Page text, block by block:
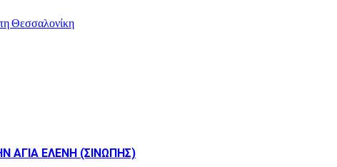
Θεσσαλονίκη
ΑΓΙΑ ΕΛΕΝΗ (ΣΙΝΩΠΗΣ)